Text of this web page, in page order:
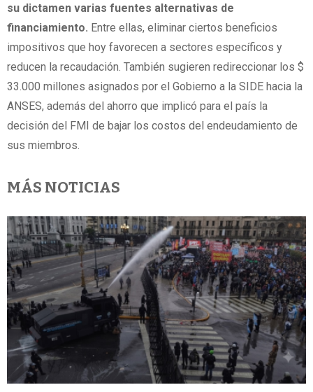
su dictamen varias fuentes alternativas de
financiamiento. Entre ellas, eliminar ciertos beneficios
impositivos que hoy favorecen a sectores específicos y
reducen la recaudación. También sugieren redireccionar los $
33.000 millones asignados por el Gobierno a la SIDE hacia la
ANSES, además del ahorro que implicó para el país la
decisión del FMI de bajar los costos del endeudamiento de
sus miembros.
MÁS NOTICIAS